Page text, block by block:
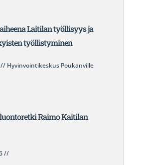
Laitilan työllisyys ja
työllistyminen
// Hyvinvointikeskus Poukanville
Raimo Kaitilan
//